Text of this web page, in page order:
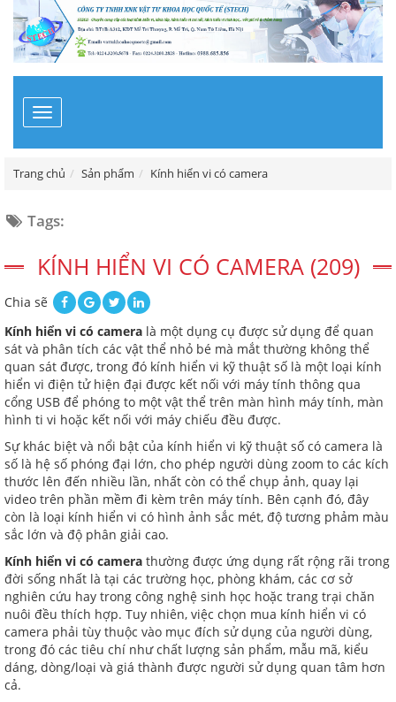
Toggle
navigation
Trang chủ Sản phẩm Kính hiển vi có camera
Tags:
KÍNH HIỂN VI CÓ CAMERA (209)
Chia sẽ
Kính hiển vi có camera là một dụng cụ được sử dụng để quan
sát và phân tích các vật thể nhỏ bé mà mắt thường không thể
quan sát được, trong đó kính hiển vi kỹ thuật số là một loại kính
hiển vi điện tử hiện đại được kết nối với máy tính thông qua
cổng USB để phóng to một vật thể trên màn hình máy tính, màn
hình ti vi hoặc kết nối với máy chiếu đều được.
Sự khác biệt và nổi bật của kính hiển vi kỹ thuật số có camera là
số là hệ số phóng đại lớn, cho phép người dùng zoom to các kích
thước lên đến nhiều lần, nhất còn có thể chụp ảnh, quay lại
video trên phần mềm đi kèm trên máy tính. Bên cạnh đó, đây
còn là loại kính hiển vi có hình ảnh sắc mét, độ tương phảm màu
sắc lớn và độ phân giải cao.
Kính hiển vi có camera thường được ứng dụng rất rộng rãi trong
đời sống nhất là tại các trường học, phòng khám, các cơ sở
nghiên cứu hay trong công nghệ sinh học hoặc trang trại chăn
nuôi đều thích hợp. Tuy nhiên, việc chọn mua kính hiển vi có
camera phải tùy thuộc vào mục đích sử dụng của người dùng,
trong đó các tiêu chí như chất lượng sản phẩm, mẫu mã, kiểu
dáng, dòng/loại và giá thành được người sử dụng quan tâm hơn
cả.